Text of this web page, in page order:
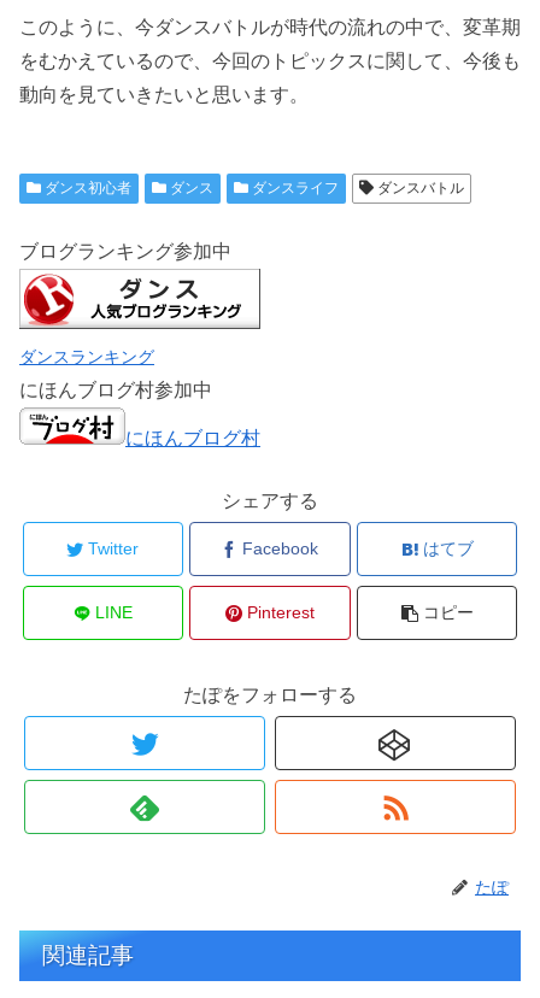
このように、今ダンスバトルが時代の流れの中で、変革期
をむかえているので、今回のトピックスに関して、今後も
動向を見ていきたいと思います。
ダンス初心者 ダンス ダンスライフ ダンスバトル
ブログランキング参加中
ダンスランキング
にほんブログ村参加中
にほんブログ村
シェアする
Twitter Facebook はてブ
LINE Pinterest コピー
たぽをフォローする
たぽ
関連記事